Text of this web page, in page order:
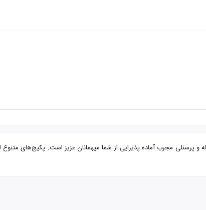
قیمت. هتل ارس 3 ستاره همراه با سرو صبحانه بوفه و پرسنلی مجرب آماده پذیرایی از شما میهمانان